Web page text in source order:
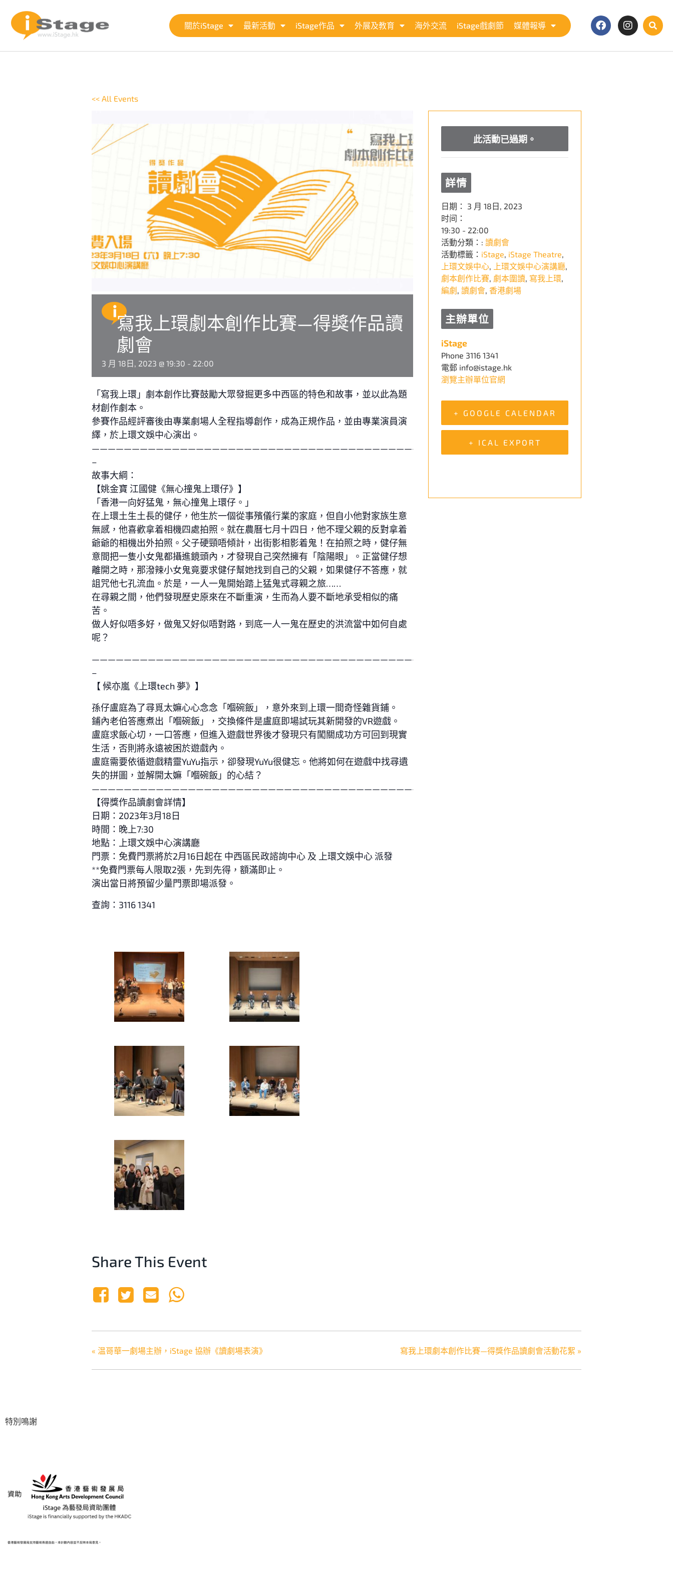
關於iStage 最新活動 iStage作品 外展及教育 海外交流 iStage戲劇節 媒體報導
<< All Events
寫我上環劇本創作比賽—得獎作品讀
劇會
3 月 18日, 2023 @ 19:30 - 22:00
「寫我上環」劇本創作比賽鼓勵大眾發掘更多中西區的特色和故事，並以此為題
材創作劇本。
參賽作品經評審後由專業劇場人全程指導創作，成為正規作品，並由專業演員演
繹，於上環文娛中心演出。
————————————————————————————————————————————————————
–
故事大綱：
【姚金寶 江國健《無心撞鬼上環仔》】
「香港一向好猛鬼，無心撞鬼上環仔。」
在上環土生土長的健仔，他生於一個從事殯儀行業的家庭，但自小他對家族生意
無感，他喜歡拿着相機四處拍照。就在農曆七月十四日，他不理父親的反對拿着
爺爺的相機出外拍照。父子硬頸唔傾計，出街影相影着鬼！在拍照之時，健仔無
意間把一隻小女鬼都攝進鏡頭內，才發現自己突然擁有「陰陽眼」。正當健仔想
離開之時，那潑辣小女鬼竟要求健仔幫她找到自己的父親，如果健仔不答應，就
詛咒他七孔流血。於是，一人一鬼開始踏上猛鬼式尋親之旅……
在尋親之間，他們發現歷史原來在不斷重演，生而為人要不斷地承受相似的痛
苦。
做人好似唔多好，做鬼又好似唔對路，到底一人一鬼在歷史的洪流當中如何自處
呢？
————————————————————————————————————————————————————
–
【 候亦嵐《上環tech 夢》】
孫仔盧庭為了尋覓太嫲心心念念「嗰碗飯」，意外來到上環一間奇怪雜貨鋪。
鋪內老伯答應煮出「嗰碗飯」，交換條件是盧庭即場試玩其新開發的VR遊戲。
盧庭求飯心切，一口答應，但進入遊戲世界後才發現只有闖關成功方可回到現實
生活，否則將永遠被困於遊戲內。
盧庭需要依循遊戲精靈YuYu指示，卻發現YuYu很健忘。他將如何在遊戲中找尋遺
失的拼圖，並解開太嫲「嗰碗飯」的心結？
—————————————————————————————————————————————————————
【得獎作品讀劇會詳情】
日期：2023年3月18日
時間：晚上7:30
地點：上環文娛中心演講廳
門票：免費門票將於2月16日起在 中西區民政諮詢中心 及 上環文娛中心 派發
**免費門票每人限取2張，先到先得，額滿即止。
演出當日將預留少量門票即場派發。
查詢：3116 1341
Share This Event
此活動已過期。
詳情
日期：
3 月 18日, 2023
时间：
19:30 - 22:00
活動分類：: 讀劇會
活動標籤： iStage, iStage Theatre,
上環文娛中心, 上環文娛中心演講廳,
劇本創作比賽, 劇本圍讀, 寫我上環,
編劇 , 讀劇會, 香港劇場
主辦單位
iStage
Phone 3116 1341
電郵 info@istage.hk
瀏覽主辦單位官網
+ GOOGLE CALENDAR
+ ICAL EXPORT
« 温哥華一劇場主辦，iStage 協辦《讀劇場表演》 寫我上環劇本創作比賽—得獎作品讀劇會活動花絮 »
特別鳴謝